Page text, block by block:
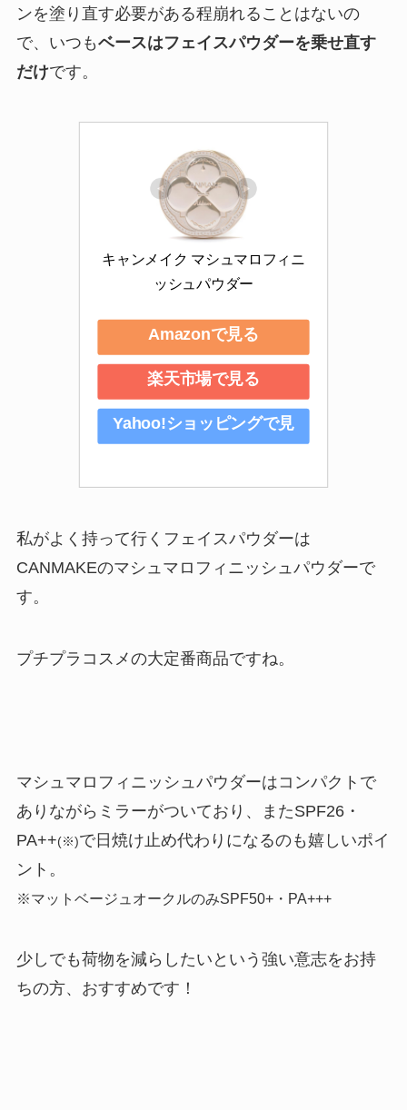
ンを塗り直す必要がある程崩れることはないの
で、いつもベースはフェイスパウダーを乗せ直す
だけです。
キャンメイク マシュマロフィニ
ッシュパウダー
Amazonで見る
楽天市場で見る
Yahoo!ショッピングで見
私がよく持って行くフェイスパウダーは
CANMAKEのマシュマロフィニッシュパウダーで
す。
プチプラコスメの大定番商品ですね。
マシュマロフィニッシュパウダーはコンパクトで
ありながらミラーがついており、またSPF26・
PA++(※)で日焼け止め代わりになるのも嬉しいポイ
ント。
※マットベージュオークルのみSPF50+・PA+++
少しでも荷物を減らしたいという強い意志をお持
ちの方、おすすめです！